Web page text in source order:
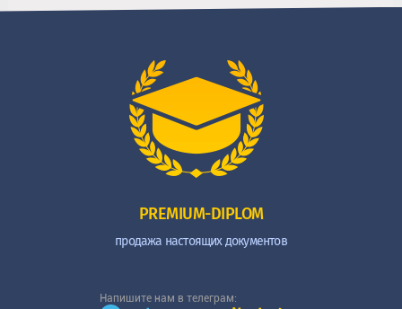
PREMIUM-DIPLOM
продажа настоящих документов
Напишите нам в телеграм: